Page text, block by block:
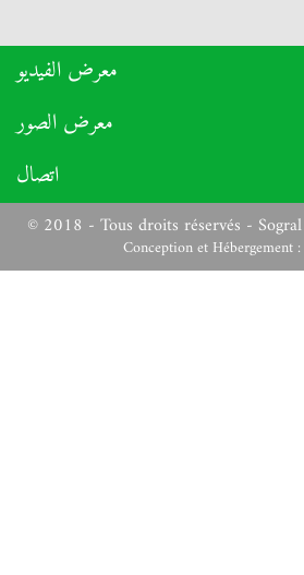
معرض الفيديو
معرض الصور
اتصال
© 2018 - Tous droits réservés - Sogral
Conception et Hébergement :